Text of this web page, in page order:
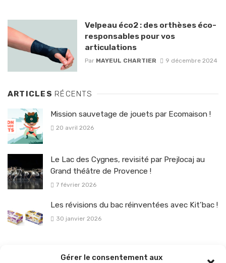
Gérer le consentement aux
Velpeau éco2 : des orthèses éco-
responsables pour vos
articulations
Par MAYEUL CHARTIER 9 décembre 2024
ARTICLES RÉCENTS
Mission sauvetage de jouets par Ecomaison !
20 avril 2026
Le Lac des Cygnes, revisité par Prejlocaj au
Grand théâtre de Provence !
7 février 2026
Les révisions du bac réinventées avec Kit’bac !
30 janvier 2026